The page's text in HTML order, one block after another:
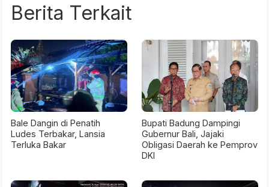
Berita Terkait
Bale Dangin di Penatih
Ludes Terbakar, Lansia
Terluka Bakar
Bupati Badung Dampingi
Gubernur Bali, Jajaki
Obligasi Daerah ke Pemprov
DKI